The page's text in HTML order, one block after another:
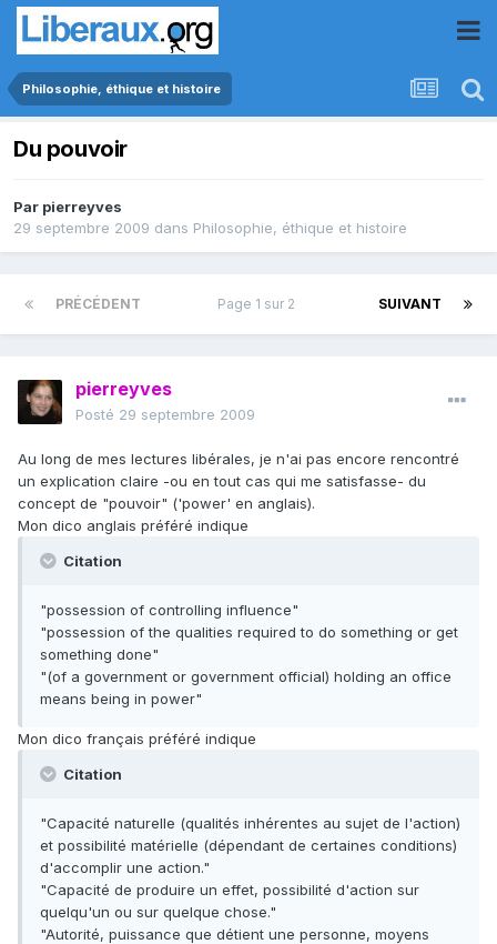
Philosophie, éthique et histoire
Du pouvoir
Par pierreyves
29 septembre 2009 dans Philosophie, éthique et histoire
PRÉCÉDENT SUIVANT
Page 1 sur 2
pierreyves
Posté 29 septembre 2009
Au long de mes lectures libérales, je n'ai pas encore rencontré
un explication claire -ou en tout cas qui me satisfasse- du
concept de "pouvoir" ('power' en anglais).
Mon dico anglais préféré indique
Citation
"possession of controlling influence"
"possession of the qualities required to do something or get
something done"
"(of a government or government official) holding an office
means being in power"
Mon dico français préféré indique
Citation
"Capacité naturelle (qualités inhérentes au sujet de l'action)
et possibilité matérielle (dépendant de certaines conditions)
d'accomplir une action."
"Capacité de produire un effet, possibilité d'action sur
quelqu'un ou sur quelque chose."
"Autorité, puissance que détient une personne, moyens